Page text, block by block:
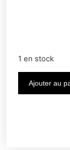
1 en stock
Ajouter au